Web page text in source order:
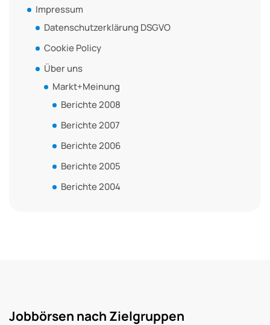
Impressum
Datenschutzerklärung DSGVO
Cookie Policy
Über uns
Markt+Meinung
Berichte 2008
Berichte 2007
Berichte 2006
Berichte 2005
Berichte 2004
Jobbörsen nach Zielgruppen